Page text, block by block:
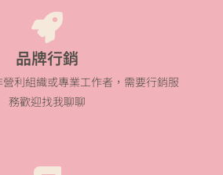
品牌行銷
利組織或專業工作者，需要行銷服
務歡迎找我聊聊